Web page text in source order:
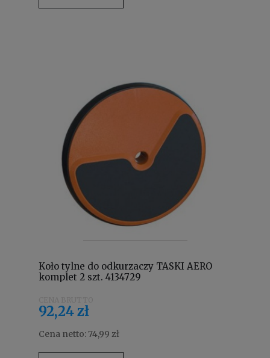
Koło tylne do odkurzaczy TASKI AERO
komplet 2 szt. 4134729
92,24 zł
Cena netto:74,99 zł